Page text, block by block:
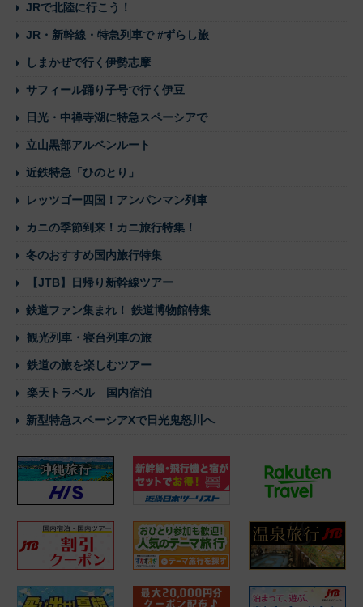
JRで北陸に行こう！
JR・新幹線・特急列車で #ずらし旅
しまかぜで行く伊勢志摩
サフィール踊り子号で行く伊豆
日光・中禅寺湖に特急スペーシアで
立山黒部アルペンルート
近鉄特急「ひのとり」
レッツゴー四国！アンパンマン列車
カニの季節到来！カニ旅行特集！
冬のおすすめ国内旅行特集
【JTB】日帰り新幹線ツアー
鉄道ファン集まれ！ 鉄道博物館特集
観光列車・寝台列車の旅
鉄道の旅を楽しむツアー
楽天トラベル 国内宿泊
新型特急スペーシアXで日光鬼怒川へ